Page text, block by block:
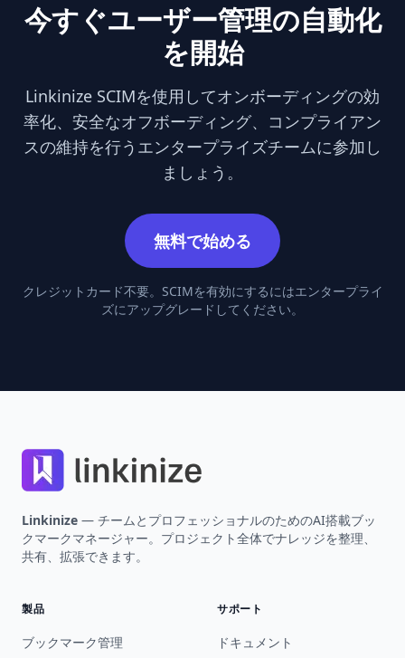
今すぐユーザー管理の自動化
を開始
Linkinize SCIMを使用してオンボーディングの効
率化、安全なオフボーディング、コンプライアン
スの維持を行うエンタープライズチームに参加し
ましょう。
無料で始める
クレジットカード不要。SCIMを有効にするにはエンタープライ
ズにアップグレードしてください。
Linkinize — チームとプロフェッショナルのためのAI搭載ブッ
クマークマネージャー。プロジェクト全体でナレッジを整理、
共有、拡張できます。
製品
ブックマーク管理
サポート
ドキュメント